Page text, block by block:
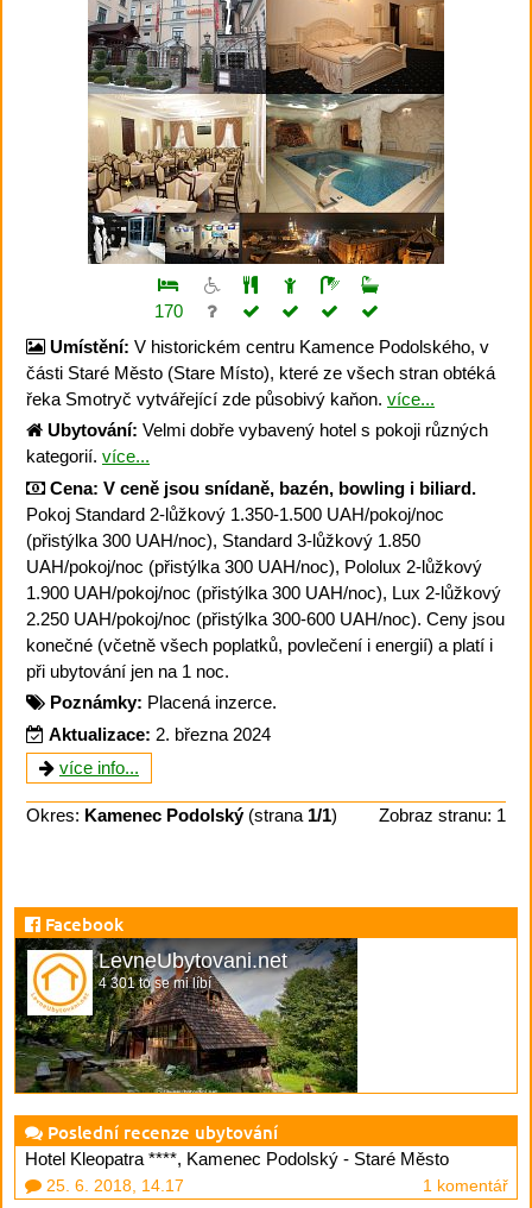
170
Umístění: V historickém centru Kamence Podolského, v
části Staré Město (Stare Místo), které ze všech stran obtéká
řeka Smotryč vytvářející zde působivý kaňon. více...
Ubytování: Velmi dobře vybavený hotel s pokoji různých
kategorií. více...
Cena: V ceně jsou snídaně, bazén, bowling i biliard.
Pokoj Standard 2-lůžkový 1.350-1.500 UAH/pokoj/noc
(přistýlka 300 UAH/noc), Standard 3-lůžkový 1.850
UAH/pokoj/noc (přistýlka 300 UAH/noc), Pololux 2-lůžkový
1.900 UAH/pokoj/noc (přistýlka 300 UAH/noc), Lux 2-lůžkový
2.250 UAH/pokoj/noc (přistýlka 300-600 UAH/noc). Ceny jsou
konečné (včetně všech poplatků, povlečení i energií) a platí i
při ubytování jen na 1 noc.
Poznámky: Placená inzerce.
Aktualizace: 2. března 2024
více info...
Okres: Kamenec Podolský(strana 1/1) Zobraz stranu: 1
Facebook
LevneUbytovani.net
4 301 to se mi líbí
Poslední recenze ubytování
Hotel Kleopatra ****, Kamenec Podolský - Staré Město
25. 6. 2018, 14.17 1 komentář